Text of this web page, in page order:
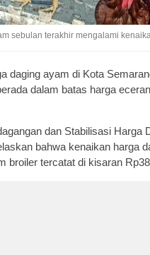
sebulan terakhir mengalami
daging ayam di Kota
dalam batas harga
dan Stabilisasi Harga
bahwa kenaikan harga
broiler tercatat di kisaran